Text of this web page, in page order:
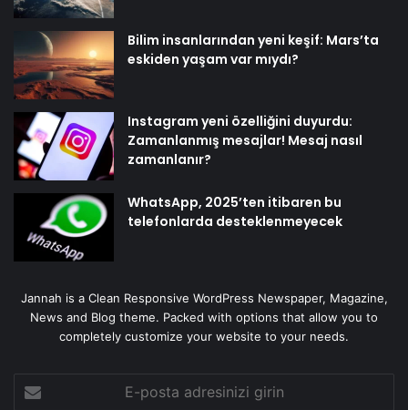
Bilim insanlarından yeni keşif: Mars’ta
eskiden yaşam var mıydı?
Instagram yeni özelliğini duyurdu:
Zamanlanmış mesajlar! Mesaj nasıl
zamanlanır?
WhatsApp, 2025’ten itibaren bu
telefonlarda desteklenmeyecek
Jannah is a Clean Responsive WordPress Newspaper, Magazine,
News and Blog theme. Packed with options that allow you to
completely customize your website to your needs.
posta